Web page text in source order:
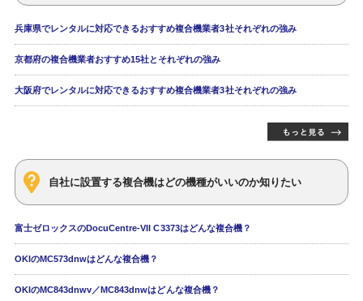
兵庫県でレンタルに対応できるおすすめ複合機業者3社それぞれの強み
京都府の複合機業者おすすめ15社とそれぞれの強み
大阪府でレンタルに対応できるおすすめ複合機業者3社それぞれの強み
自社に設置する複合機はどの機種がいいのか知りたい
富士ゼロックスのDocuCentre-VII C3373はどんな複合機？
OKIのMC573dnwはどんな複合機？
OKIのMC843dnwv／MC843dnwはどんな複合機？